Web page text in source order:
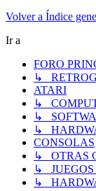
Volver a Índice
Ir a
FORO
↳
ATARI
↳
↳
↳
CONSOLAS
↳ OTRAS
↳ JUEGOS
↳